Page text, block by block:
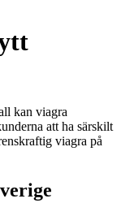
kan viagra
att ha särskilt
viagra på